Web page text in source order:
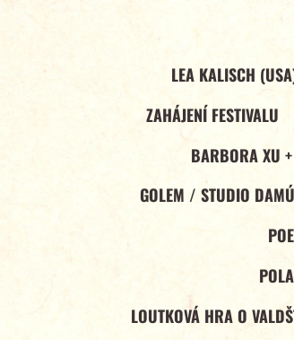
LEA KALISCH
ZAHÁJENÍ FESTIVALU
BARBORA XU
GOLEM / STUDIO
LOUTKOVÁ HRA O